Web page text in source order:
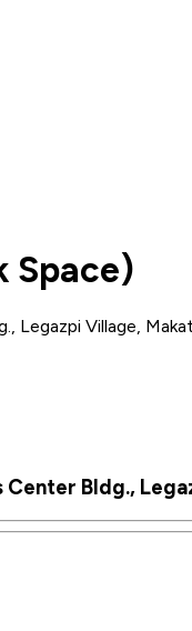
Space)
Legazpi Village,
Bldg.,